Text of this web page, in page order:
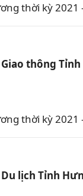
thời kỳ
thông
thời kỳ
lịch Tỉnh